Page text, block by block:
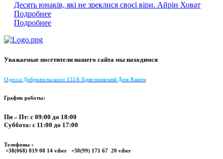
Десять юнаків, які не зреклися своєї віри. Айрін Ховат
Подробнее
Подробнее
Уважаемые посетители нашего сайта мы находимся
Одесса Добровольского 152А Христианский Дом Книги
График работы:
Пн – Пт: с 09:00 до 18:00
Суббота: с 11:00 до 17:00
Телефоны :
+38(068) 819 08 14 viber +38(99) 171 67 20 viber